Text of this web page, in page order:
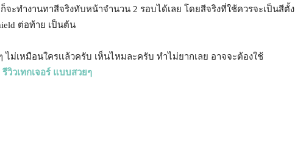
จะทำงานทาสีจริงทับหน้าจำนวน 2 รอบได้เลย โดยสีจริงที่ใช้ควรจะเป็นสีตั้ง
ต่อท้าย เป็นต้น
ไม่เหมือนใครเเล้วครับ เห็นไหมละครับ ทำไม่ยากเลย อาจจะต้องใช้
รีวิวเทกเจอร์ แบบสวยๆ